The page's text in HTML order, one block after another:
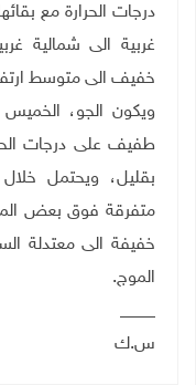
درجات الحرارة مع
غربية الى شمالية
خفيف الى متوسط
ويكون الجو، الخميس
طفيف على درجات
بقليل، ويحتمل
متفرقة فوق بعض
خفيفة الى معتدلة
الموج.
س.ك